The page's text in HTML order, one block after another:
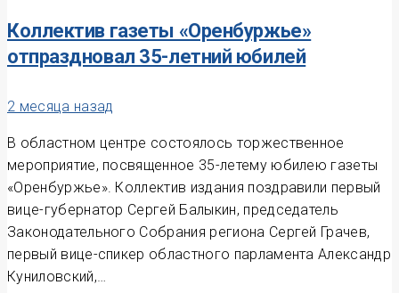
Коллектив газеты «Оренбуржье»
отпраздновал 35-летний юбилей
2 месяца назад
В областном центре состоялось торжественное
мероприятие, посвященное 35-летему юбилею газеты
«Оренбуржье». Коллектив издания поздравили первый
вице-губернатор Сергей Балыкин, председатель
Законодательного Собрания региона Сергей Грачев,
первый вице-спикер областного парламента Александр
Куниловский,…